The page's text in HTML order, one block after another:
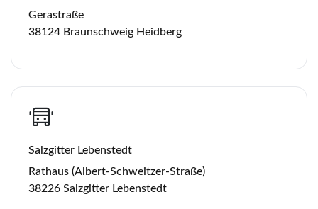
Gerastraße
38124 Braunschweig Heidberg
Salzgitter Lebenstedt
Rathaus (Albert-Schweitzer-Straße)
38226 Salzgitter Lebenstedt